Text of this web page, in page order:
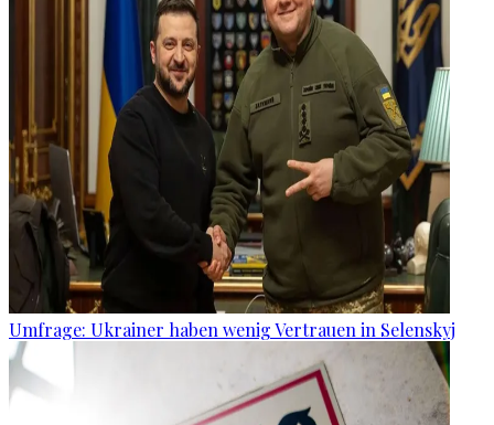
Umfrage: Ukrainer haben wenig Vertrauen in Selenskyj